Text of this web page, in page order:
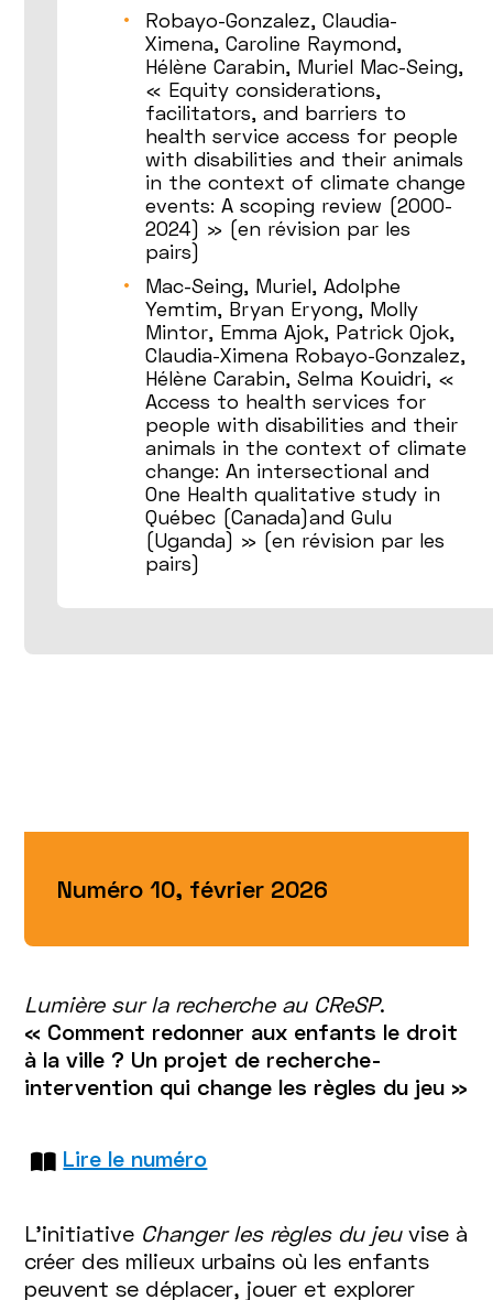
Robayo-Gonzalez, Claudia-
Ximena, Caroline Raymond,
Hélène Carabin, Muriel Mac-Seing,
« Equity considerations,
facilitators, and barriers to
health service access for people
with disabilities and their animals
in the context of climate change
events: A scoping review (2000-
2024) » (en révision par les
pairs)
Mac-Seing, Muriel, Adolphe
Yemtim, Bryan Eryong, Molly
Mintor, Emma Ajok, Patrick Ojok,
Claudia-Ximena Robayo-Gonzalez,
Hélène Carabin, Selma Kouidri, «
Access to health services for
people with disabilities and their
animals in the context of climate
change: An intersectional and
One Health qualitative study in
Québec (Canada)and Gulu
(Uganda) » (en révision par les
pairs)
Numéro 10, février 2026
Lumière sur la recherche au CReSP.
« Comment redonner aux enfants le droit
à la ville ? Un projet de recherche-
intervention qui change les règles du jeu »
Lire le numéro
L’initiative Changer les règles du jeuvise à
créer des milieux urbains où les enfants
peuvent se déplacer, jouer et explorer